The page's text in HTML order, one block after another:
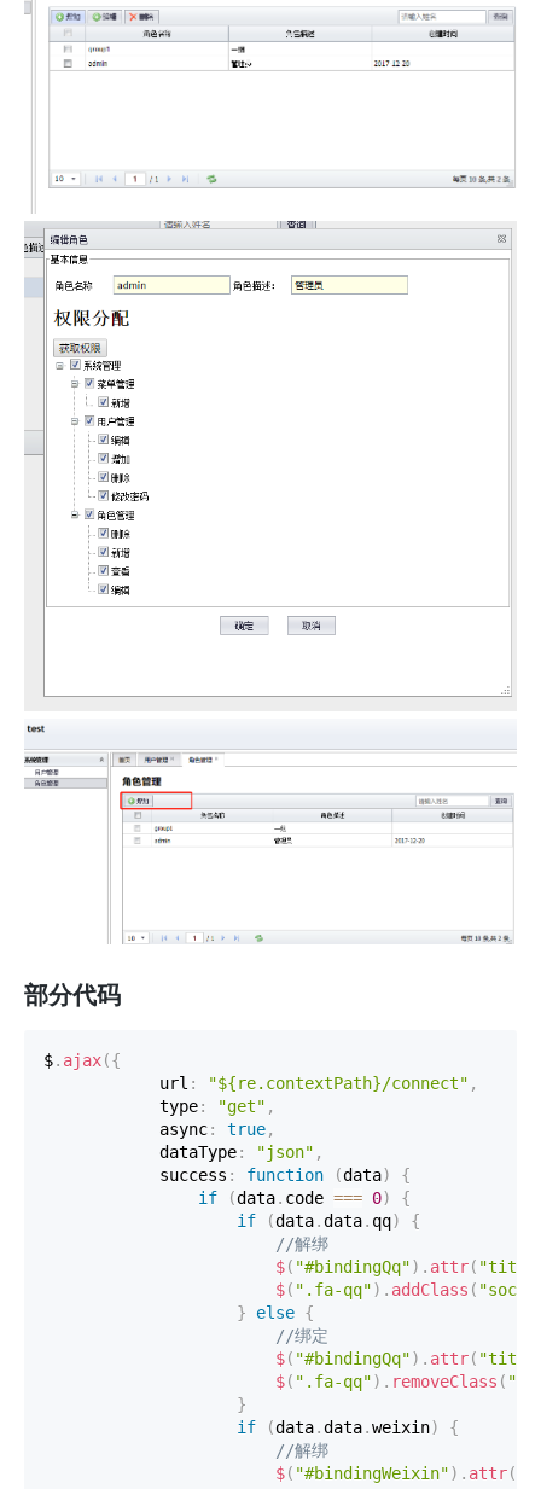
部分代码
$. ajax({
            url
: "${re.contextPath}/connect" ,
            type
: "get" ,
            async
: true,
            dataType
: "json" ,
            success
: function (data)
{
if
(data. code === 0)
{
if
(data.data. qq)
{
//解绑
$( "#bindingQq") . attr(
$( ".fa-qq") . addClass (
}
else {
//绑定
$( "#bindingQq") . attr(
$( ".fa-qq") . removeClass (
}
if
(data.data.weixin)
{
//解绑
$( "#bindingWeixin") . attr(